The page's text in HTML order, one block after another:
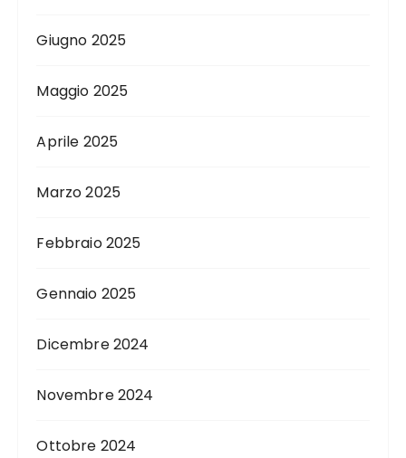
Giugno 2025
Maggio 2025
Aprile 2025
Marzo 2025
Febbraio 2025
Gennaio 2025
Dicembre 2024
Novembre 2024
Ottobre 2024